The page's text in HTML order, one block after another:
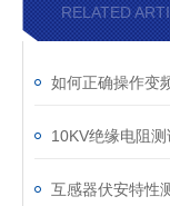
RELATED
10KV绝缘电阻
互感器伏安特性